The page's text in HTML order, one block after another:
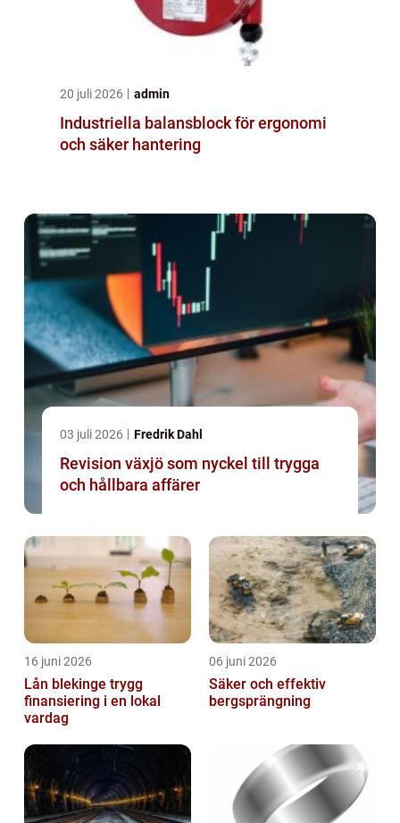
20 juli 2026 admin
Industriella balansblock för ergonomi
och säker hantering
03 juli 2026 Fredrik Dahl
Revision växjö som nyckel till trygga
och hållbara affärer
16 juni 2026
Lån blekinge trygg
finansiering i en lokal
vardag
06 juni 2026
Säker och effektiv
bergsprängning